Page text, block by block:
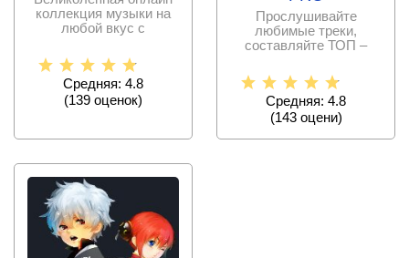
коллекция музыки на
любой вкус с
скачивания,
Средняя: 4.8
(139 оценок)
Прослушивайте
любимые треки,
составляйте ТОП –
предпочтениям
Средняя: 4.8
(143оцени)